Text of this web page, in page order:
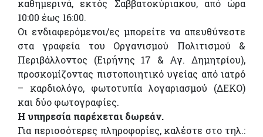
καθημερινά, εκτός Σαββατοκύριακου, από ώρα
10:00 έως 16:00.
Οι ενδιαφερόμενοι/ες μπορείτε να απευθύνεστε
στα γραφεία του Οργανισμού Πολιτισμού &
Περιβάλλοντος (Ειρήνης 17 & Αγ. Δημητρίου),
προσκομίζοντας πιστοποιητικό υγείας από ιατρό
– καρδιολόγο, φωτοτυπία λογαριασμού (ΔΕΚΟ)
και δύο φωτογραφίες.
Η υπηρεσία παρέχεται δωρεάν.
Για περισσότερες πληροφορίες, καλέστε στο τηλ.: